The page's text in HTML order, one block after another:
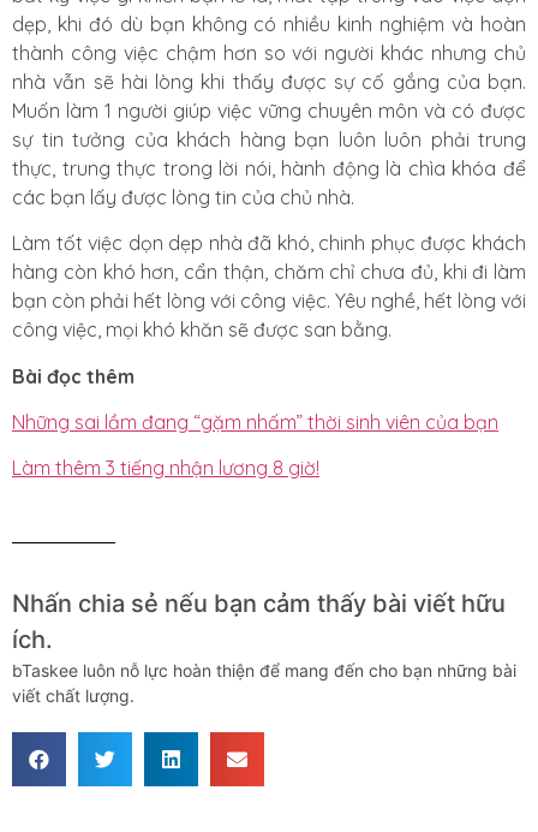
dẹp, khi đó dù bạn không có nhiều kinh nghiệm và hoàn
thành công việc chậm hơn so với người khác nhưng chủ
nhà vẫn sẽ hài lòng khi thấy được sự cố gắng của bạn.
Muốn làm 1 người giúp việc vững chuyên môn và có được
sự tin tưởng của khách hàng bạn luôn luôn phải trung
thực, trung thực trong lời nói, hành động là chìa khóa để
các bạn lấy được lòng tin của chủ nhà.
Làm tốt việc dọn dẹp nhà đã khó, chinh phục được khách
hàng còn khó hơn, cẩn thận, chăm chỉ chưa đủ, khi đi làm
bạn còn phải hết lòng với công việc. Yêu nghề, hết lòng với
công việc, mọi khó khăn sẽ được san bằng.
Bài đọc thêm
Những sai lầm đang “gặm nhấm” thời sinh viên của bạn
Làm thêm 3 tiếng nhận lương 8 giờ!
Nhấn chia sẻ nếu bạn cảm thấy bài viết hữu
ích.
bTaskee luôn nỗ lực hoàn thiện để mang đến cho bạn những bài
viết chất lượng.